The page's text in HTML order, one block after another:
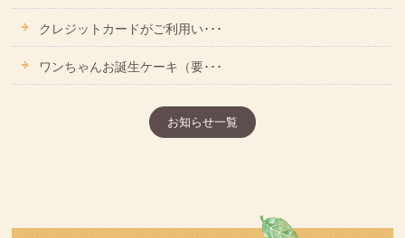
クレジットカードがご利用い･･･
ワンちゃんお誕生ケーキ（要･･･
お知らせ一覧